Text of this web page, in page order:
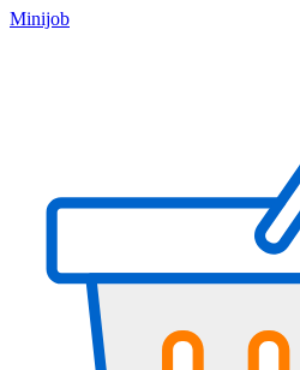
Minijob